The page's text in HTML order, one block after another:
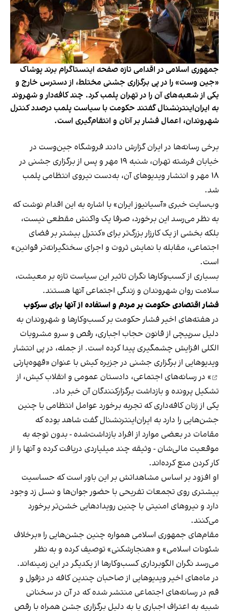
جمهوری اسلامی در اقدامی تازه صفحه اینستاگرام برند پوشاک
«جین وست» را در پی برگزاری جشنی مختلط، از دسترس خارج و
یکی از شعبه‌های آن را در تهران پلمب کرد. چند کافه‌‌دار و شهروند
به ایران‌اینترنشنال گفتند حکومت با سیاست پلمب درصدد کنترل
شهروندان، اعمال فشار بر آنان و انتقام‌گیری است.
برخی رسانه‌ها در ایران گزارش دادند فروشگاه جین‌وست در
خیابان فرشته تهران، شنبه ۱۹ مهر و پس از برگزاری جشنی در
۱۸ مهر و انتشار ویدیوهای آن، به‌دست نیروی انتظامی پلمب
شد.
وب‌سایت خبری «آسیانیوز ایران» با اشاره به این اقدام نوشت که
به نظر می‌رسد این برخورد، صرفا یک واکنش مقطعی نیست،
بلکه بخشی از یک کارزار بزرگ‌تر برای «کنترل بیشتر بر فضای
اجتماعی، مقابله با نمایش ثروت و اجرای سختگیرانه‌تر قوانین»
است.
بسیاری از کسب‌وکارها نگران تاثیر این سیاست‌ تازه بر معیشت،
سلامت روان شهروندان و زندگی اجتماعی آنها هستند.
فشار اقتصادی حکومت بر مردم و استفاده از آنها برای سرکوب
در هفته‌های اخیر فشار حکومت بر کسب‌وکارها و شهروندان به
دلیل سرپیچی از قانون حجاب اجباری، رقص و سرو مشروبات
الکلی افزایش چشمگیری پیدا کرده است. از جمله، در پی انتشار
ویدیوهایی از برگزاری جشنی در جزیره کیش با عنوان «قهوه‌پارتی
» در رسانه‌های اجتماعی، دادستان عمومی و انقلاب کیش، از
تشکیل پرونده و بازداشت برگزارکنندگان آن خبر داد.
یکی از زنان کافه‌داری که تجربه برخورد عوامل انتظامی با چنین
جشن‌هایی را دارد به ایران‌اینترنشنال گفت شاهد بوده که
مقامات در بعضی موارد از افراد بازداشت‌‌شده - بدون توجه به
موقعیت مالی‌شان - وثیقه چند میلیاردی دریافت کرده و آنها را از
کار کردن منع کرده‌اند.
او افزود بر اساس مشاهداتش بر این باور است که حساسیت
بیشتری روی تجمعات تفریحی با حضور جوان‌ها و نسل زد وجود
دارد و نیروهای امنیتی با چنین رویدادهایی خشن‌تر برخورد
می‌کنند.
مقام‌های جمهوری اسلامی همواره چنین جشن‌هایی را «برخلاف
شئونات اسلامی» و «هنجارشکنی» توصیف کرده و به نظر
می‌رسد نگران الگوبرداری کسب‌وکارها از یکدیگر در این زمینه‌اند.
در ماه‌های اخیر ویدیوهایی از صاحبان چندین کافه در دزفول و
قم در رسانه‌های اجتماعی منتشر شده که در آن در سخنانی
شبیه به اعتراف اجباری یا به دلیل برگزاری جشن همراه با رقص